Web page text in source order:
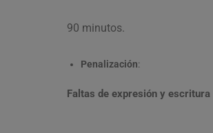
90 minutos.
Penalización:
Faltas de expresión y escritura